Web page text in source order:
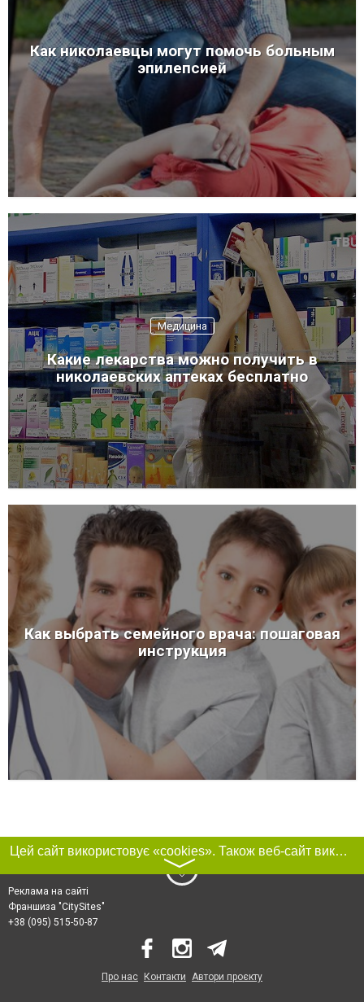
Как николаевцы могут помочь больным
эпилепсией
Медицина
Какие лекарства можно получить в
николаевских аптеках бесплатно
Как выбрать семейного врача: пошаговая
инструкция
Цей сайт використовує «cookies». Також веб-сайт використовує інтернет-сервіс для збору технічних даних стосовно відвідувачів з метою отримання маркетингової та статистичної інформації. Умови обробки даних відвідувачів сайту див.
〉
Реклама на сайті
Франшиза "CitySites"
+38 (095) 515-50-87
Про нас Контакти Автори проєкту